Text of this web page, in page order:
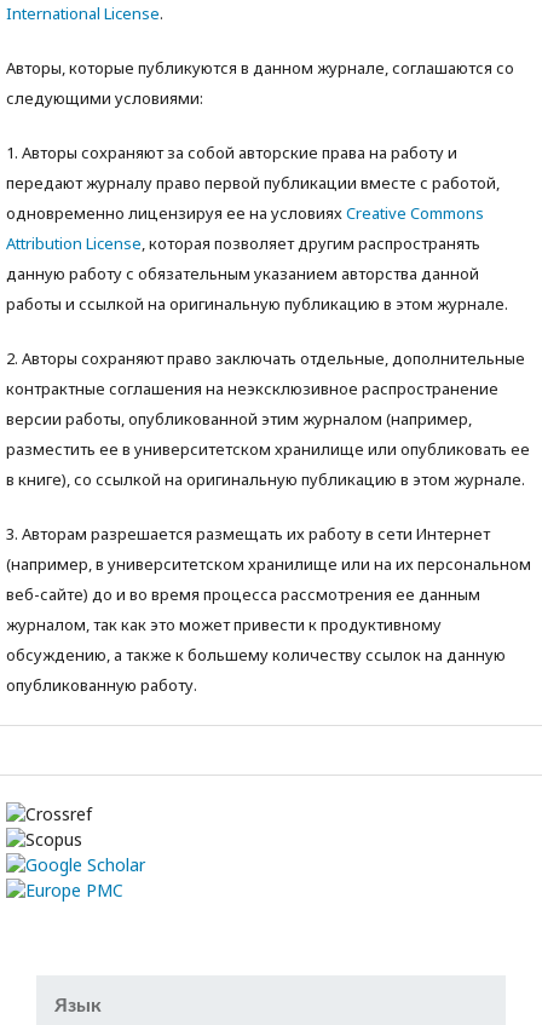
International License.
Авторы, которые публикуются в данном журнале, соглашаются со
следующими условиями:
1. Авторы сохраняют за собой авторские права на работу и
передают журналу право первой публикации вместе с работой,
одновременно лицензируя ее на условияхCreative Commons
Attribution License, которая позволяет другим распространять
данную работу с обязательным указанием авторства данной
работы и ссылкой на оригинальную публикацию в этом журнале.
2. Авторы сохраняют право заключать отдельные, дополнительные
контрактные соглашения на неэксклюзивное распространение
версии работы, опубликованной этим журналом (например,
разместить ее в университетском хранилище или опубликовать ее
в книге), со ссылкой на оригинальную публикацию в этом журнале.
3. Авторам разрешается размещать их работу в сети Интернет
(например, в университетском хранилище или на их персональном
веб-сайте) до и во время процесса рассмотрения ее данным
журналом, так как это может привести к продуктивному
обсуждению, а также к большему количеству ссылок на данную
опубликованную работу.
Язык